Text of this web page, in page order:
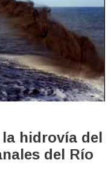
la hidrovía del
del Río